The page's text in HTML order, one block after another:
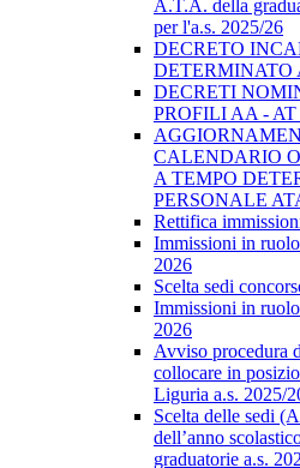
A.T.A. della
per l'a.s. 2025/26
DECRETO
DETERMINATO
DECRETI
PROFILI AA - AT
CALENDARIO
A TEMPO
PERSONALE
Rettifica
Immissioni in
2026
Scelta sedi
Immissioni in
2026
Avviso procedura
collocare in
Liguria a.s. 2025/
Scelta delle sedi
dell’anno
graduatorie a.s.